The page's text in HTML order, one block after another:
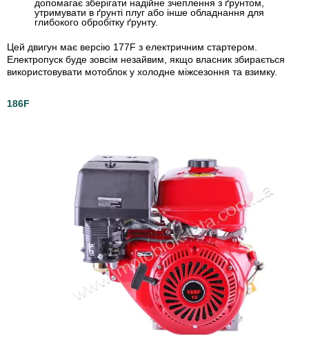
допомагає зберігати надійне зчеплення з ґрунтом,
утримувати в ґрунті плуг або інше обладнання для
глибокого обробітку ґрунту.
Цей двигун має версію 177F з електричним стартером.
Електропуск буде зовсім незайвим, якщо власник збирається
використовувати мотоблок у холодне міжсезоння та взимку.
186F